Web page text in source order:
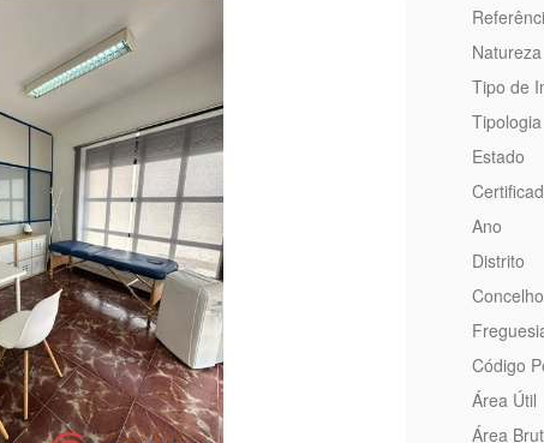
Natureza
Tipo de
Tipologia
Estado
Ano
Distrito
Concelho
Código
Área Útil
Área